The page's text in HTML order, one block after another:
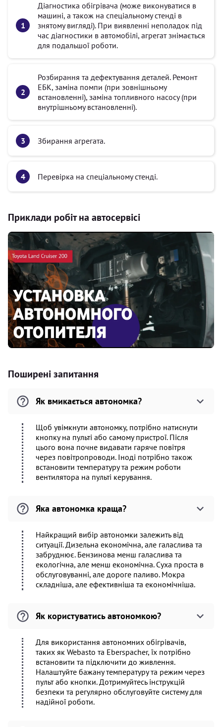
Діагностика обігрівача (може виконуватися в
машині, а також на спеціальному стенді в
знятому вигляді). При виявленні неполадок під
час діагностики в автомобілі, агрегат знімається
для подальшої роботи.
Розбирання та дефектування деталей. Ремонт
ЕБК, заміна помпи (при зовнішньому
встановленні), заміна топливного насосу (при
внутрішньому встановленні).
Збирання агрегата.
Перевірка на спеціальному стенді.
Приклади робіт на автосервісі
Поширені запитання
Як вмикається автономка?
Щоб увімкнути автономку, потрібно натиснути
кнопку на пульті або самому пристрої. Після
цього вона почне видавати гаряче повітря
через повітропроводи. Іноді потрібно також
встановити температуру та режим роботи
вентилятора на пульті керування.
Яка автономка краща?
Найкращий вибір автономки залежить від
ситуації. Дизельна економічна, але галаслива та
забруднює. Бензинова менш галаслива та
екологічна, але менш економічна. Суха проста в
обслуговуванні, але дороге паливо. Мокра
складніша, але ефективніша та економічніша.
Як користуватись автономкою?
Для використання автономних обігрівачів,
таких як Webasto та Eberspacher, їх потрібно
встановити та підключити до живлення.
Налаштуйте бажану температуру та режим через
пульт або кнопки. Дотримуйтесь інструкцій
безпеки та регулярно обслуговуйте систему для
надійної роботи.